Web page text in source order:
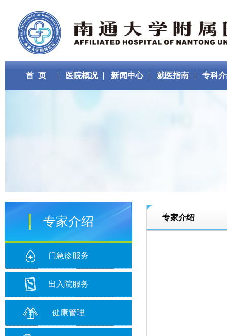
首 页 医院概况 新闻中心 就医指南 专科
专家介绍
门急诊服务
出入院服务
健康管理
专家介绍